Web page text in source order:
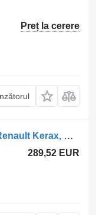
Preț la cerere
Sisteme de încălzire Webasto amiază (01.00-) 9011401C pentru cap tractor Renault Kerax, Midlum (1997-2014)
289,52 EUR